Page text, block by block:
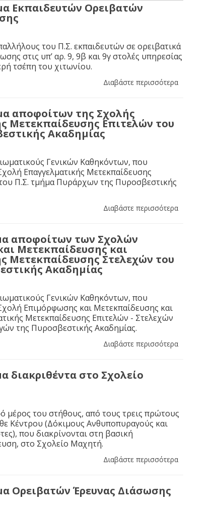
Εκπαιδευτών Ορειβατών
του Π.Σ. εκπαιδευτών σε ορειβατικά
στις υπ’ αρ. 9, 9β και 9γ στολές υπηρεσίας
τσέπη του χιτωνίου.
Διαβάστε περισσότερα
αποφοίτων της Σχολής
Μετεκπαίδευσης Επιτελών του
Ακαδημίας
Γενικών Καθηκόντων, που
Επαγγελματικής Μετεκπαίδευσης
Π.Σ. τμήμα Πυράρχων της Πυροσβεστικής
Διαβάστε περισσότερα
αποφοίτων των Σχολών
Μετεκπαίδευσης και
Μετεκπαίδευσης Στελεχών του
Ακαδημίας
Γενικών Καθηκόντων, που
Επιμόρφωσης και Μετεκπαίδευσης και
Μετεκπαίδευσης Επιτελών - Στελεχών
της Πυροσβεστικής Ακαδημίας.
Διαβάστε περισσότερα
διακριθέντα στο Σχολείο
μέρος του στήθους, από τους τρεις πρώτους
Κέντρου (Δόκιμους Ανθυποπυραγούς και
που διακρίνονται στη βασική
στο Σχολείο Μαχητή.
Διαβάστε περισσότερα
Ορειβατών Έρευνας Διάσωσης